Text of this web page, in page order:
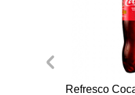
Refresco